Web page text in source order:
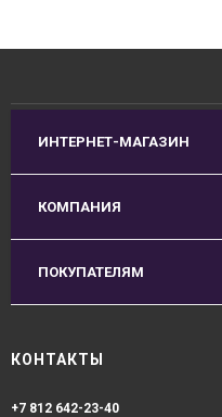
ИНТЕРНЕТ-МАГАЗИН
КОМПАНИЯ
ПОКУПАТЕЛЯМ
КОНТАКТЫ
+7 812 642-23-40